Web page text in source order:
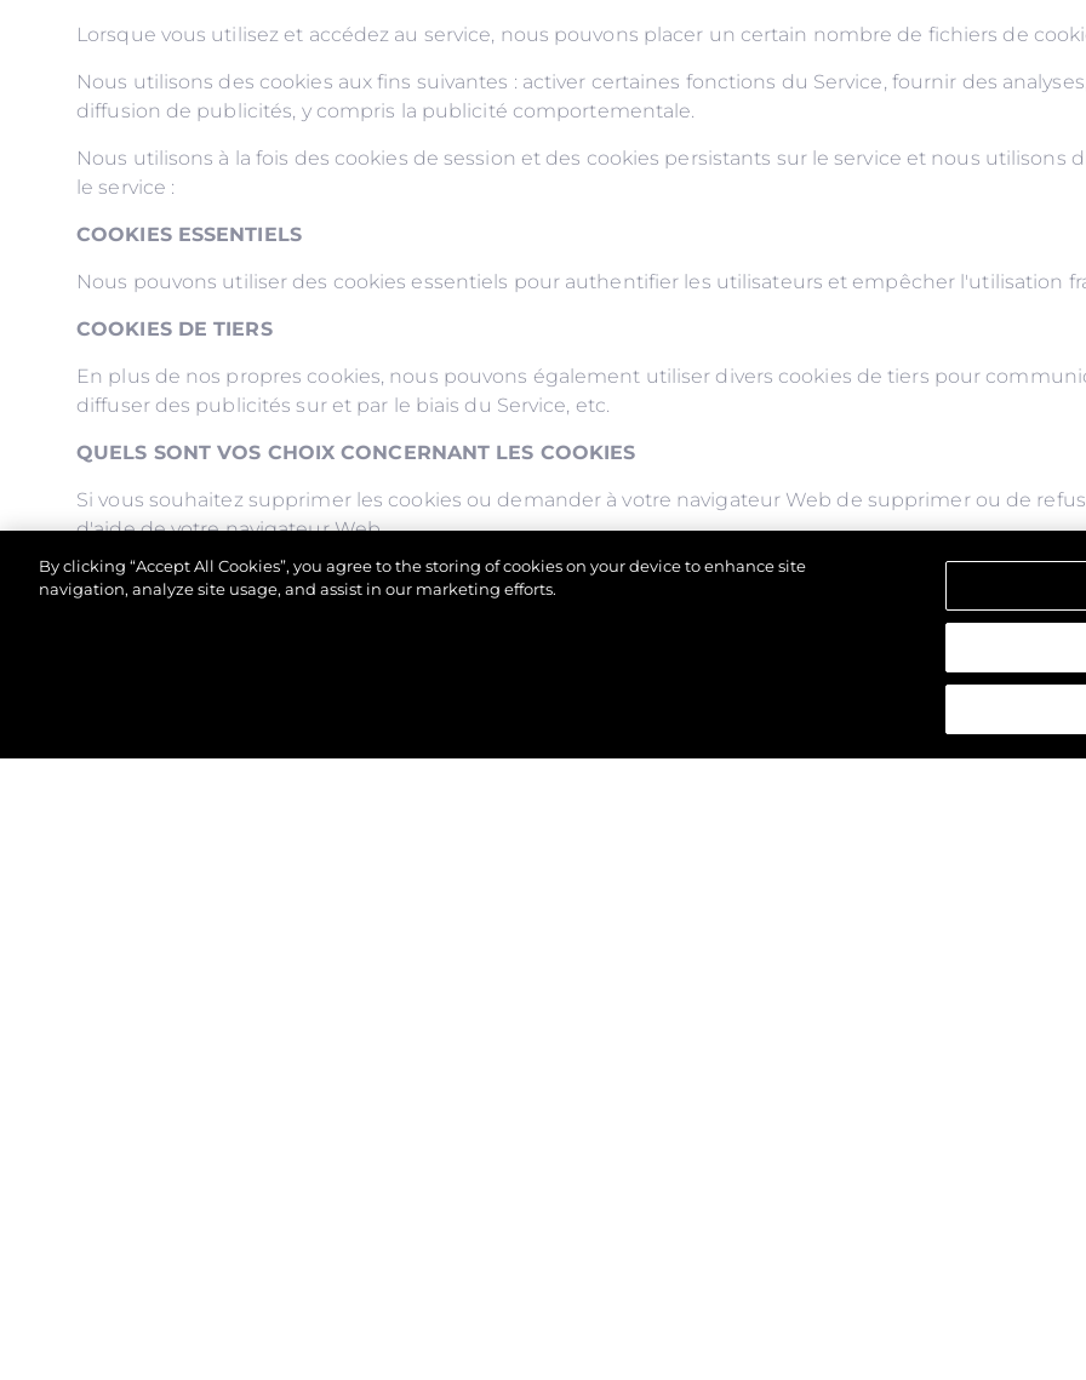
Lorsque vous utilisez et accédez au service, nous pouvons placer un certain nombre de fichiers de
Nous utilisons des cookies aux fins suivantes : activer certaines fonctions du Service, fournir des
diffusion de publicités, y compris la publicité comportementale.
Nous utilisons à la fois des cookies de session et des cookies persistants sur le service et nous
le service :
COOKIES ESSENTIELS
Nous pouvons utiliser des cookies essentiels pour authentifier les utilisateurs et empêcher l'utilisation
COOKIES DE TIERS
En plus de nos propres cookies, nous pouvons également utiliser divers cookies de tiers pour
diffuser des publicités sur et par le biais du Service, etc.
QUELS SONT VOS CHOIX CONCERNANT LES COOKIES
Si vous souhaitez supprimer les cookies ou demander à votre navigateur Web de supprimer ou de
d'aide de votre navigateur Web.
Veuillez noter cependant que si vous supprimez les cookies ou refusez de les accepter, vous ne
que nous proposons, vous ne pourrez peut-être pas enregistrer vos préférences et certaines de nos
By clicking “Accept All Cookies”, you agree to the storing of cookies on your device to enhance site
navigation, analyze site usage, and assist in our marketing efforts.